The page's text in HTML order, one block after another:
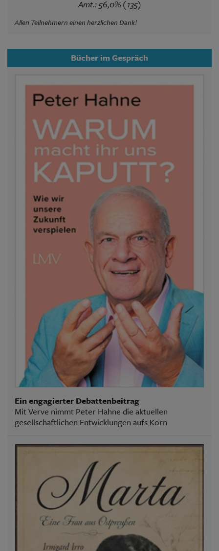
Amt.: 56,0% (135)
Allen Teilnehmern einen herzlichen Dank!
Bücher im Gespräch
Ein engagierter Debattenbeitrag
Mit Verve nimmt Peter Hahne die aktuellen
gesellschaftlichen Entwicklungen aufs Korn